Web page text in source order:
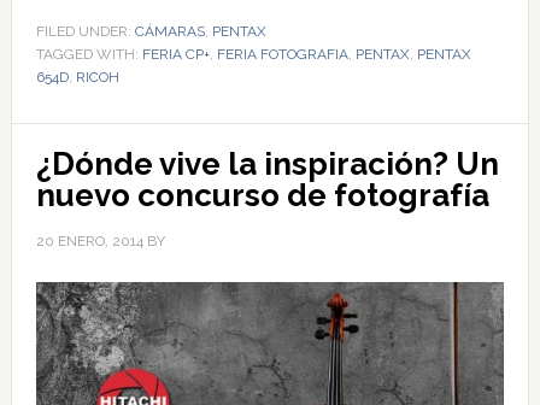
FILED UNDER: CÁMARAS, PENTAX
TAGGED WITH: FERIA CP+, FERIA FOTOGRAFIA, PENTAX, PENTAX
654D, RICOH
¿Dónde vive la inspiración? Un
nuevo concurso de fotografía
20 ENERO, 2014BY